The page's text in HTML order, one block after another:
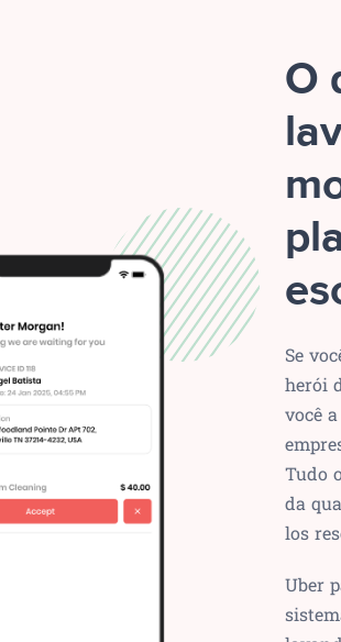
O
Se
herói
você
Tudo
da
los
Uber